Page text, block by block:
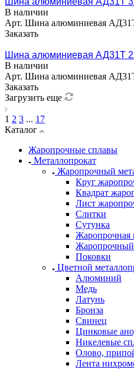
В наличии
Арт. Шина алюминиевая
Заказать
Шина алюминиевая АД31Т
В наличии
Арт. Шина алюминиевая
Заказать
Загрузить еще
1 2 3 ... 17
Каталог
Жаропрочные сплавы
Металлопрокат
Жаропрочный
Круг
Квадрат
Лист
Слитки
Сутунка
Жаропрочная
Поковки
Цветной
Алюминий
Медь
Латунь
Бронза
Свинец
Цинковые
Никелевые
Олово,
Лента